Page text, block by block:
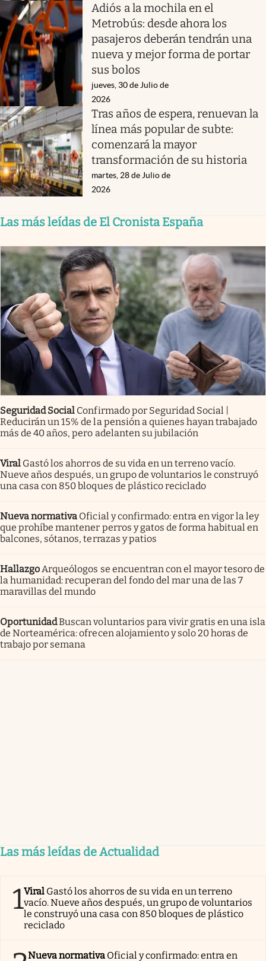
Adiós a la mochila en el
Metrobús: desde ahora los
pasajeros deberán tendrán una
nueva y mejor forma de portar
sus bolos
jueves, 30 de Julio de
2026
Tras años de espera, renuevan la
línea más popular de subte:
comenzará la mayor
transformación de su historia
martes, 28 de Julio de
2026
Las más leídas de El Cronista España
Seguridad Social Confirmado por Seguridad Social |
Reducirán un 15% de la pensión a quienes hayan trabajado
más de 40 años, pero adelanten su jubilación
Viral Gastó los ahorros de su vida en un terreno vacío.
Nueve años después, un grupo de voluntarios le construyó
una casa con 850 bloques de plástico reciclado
Nueva normativa Oficial y confirmado: entra en vigor la ley
que prohíbe mantener perros y gatos de forma habitual en
balcones, sótanos, terrazas y patios
Hallazgo Arqueólogos se encuentran con el mayor tesoro de
la humanidad: recuperan del fondo del mar una de las 7
maravillas del mundo
OportunidadBuscan voluntarios para vivir gratis en una isla
de Norteamérica: ofrecen alojamiento y solo 20 horas de
trabajo por semana
Las más leídas de Actualidad
1Viral Gastó los ahorros de su vida en un terreno
vacío. Nueve años después, un grupo de voluntarios
le construyó una casa con 850 bloques de plástico
reciclado
Nueva normativa Oficial y confirmado: entra en